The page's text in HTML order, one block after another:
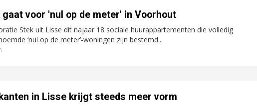
voor 'nul op de meter' in Voorhout
Stek uit Lisse dit najaar 18 sociale huurappartementen die volledig
‘nul op de meter’-woningen zijn bestemd...
in Lisse krijgt steeds meer vorm